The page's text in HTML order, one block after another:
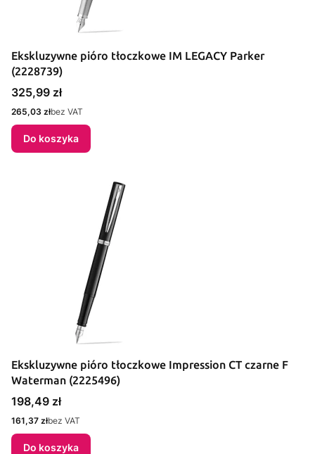
Ekskluzywne pióro tłoczkowe IM LEGACY Parker
(2228739)
Cena
325,99 zł
Cena
265,03 złbez VAT
Do koszyka
Ekskluzywne pióro tłoczkowe Impression CT czarne F
Waterman (2225496)
Cena
198,49 zł
Cena
161,37 złbez VAT
Do koszyka